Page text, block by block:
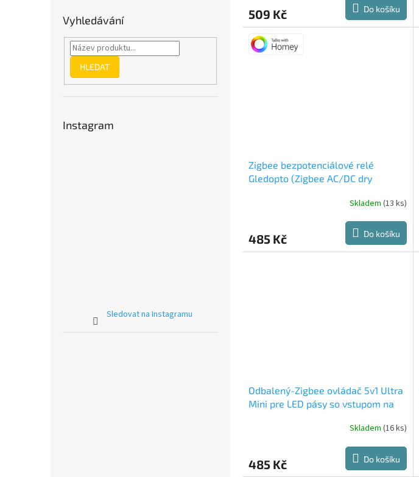
Vyhledávání
HLEDAT
Instagram
Sledovat na Instagramu
je
5,0
z
5
509 Kč Do košíku
Zigbee bezpotenciálové relé
Gledopto (Zigbee AC/DC dry
Skladem (13 ks)
485 Kč Do košíku
Odbalený-Zigbee ovládač 5v1 Ultra
Mini pre LED pásy so vstupom na
Skladem (16 ks)
485 Kč Do košíku